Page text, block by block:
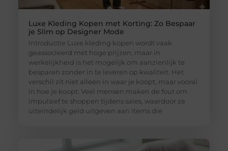
Luxe Kleding Kopen met Korting: Zo Bespaar
je Slim op Designer Mode
Introductie Luxe kleding kopen wordt vaak
geassocieerd met hoge prijzen, maar in
werkelijkheid is het mogelijk om aanzienlijk te
besparen zonder in te leveren op kwaliteit. Het
verschil zit niet alleen in waar je koopt, maar vooral
in hoe je koopt. Veel mensen maken de fout om
impulsief te shoppen tijdens sales, waardoor ze
uiteindelijk geld uitgeven aan items die